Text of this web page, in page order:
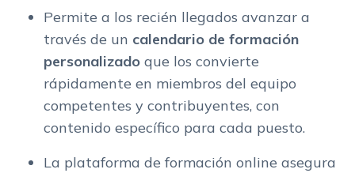
Permite a los recién llegados avanzar a
través de un calendario de formación
personalizado que los convierte
rápidamente en miembros del equipo
competentes y contribuyentes, con
contenido específico para cada puesto.
La plataforma de formación online asegura